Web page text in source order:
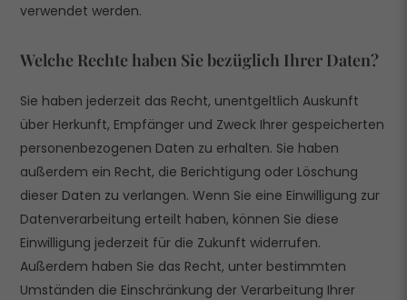
verwendet werden.
Welche Rechte haben Sie bezüglich Ihrer Daten?
Sie haben jederzeit das Recht, unentgeltlich Auskunft
über Herkunft, Empfänger und Zweck Ihrer gespeicherten
personenbezogenen Daten zu erhalten. Sie haben
außerdem ein Recht, die Berichtigung oder Löschung
dieser Daten zu verlangen. Wenn Sie eine Einwilligung zur
Datenverarbeitung erteilt haben, können Sie diese
Einwilligung jederzeit für die Zukunft widerrufen.
Außerdem haben Sie das Recht, unter bestimmten
Umständen die Einschränkung der Verarbeitung Ihrer